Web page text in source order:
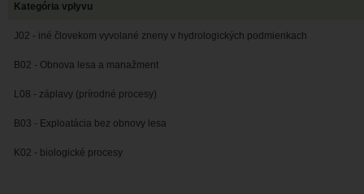
Kategória vplyvu
J02 - iné človekom vyvolané zneny v hydrologických podmienkach
B02 - Obnova lesa a manažment
L08 - záplavy (prírodné procesy)
B03 - Exploatácia bez obnovy lesa
K02 - biologické procesy